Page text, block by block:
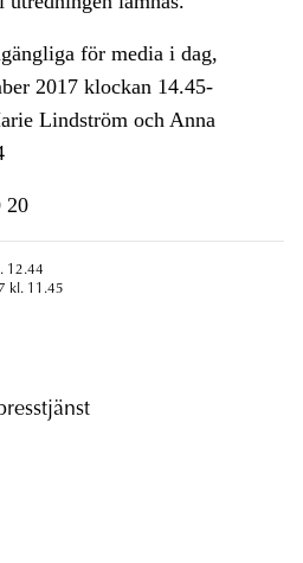
för media i dag,
2017 klockan 14.45-
Lindström och Anna
20
12.44
kl. 11.45